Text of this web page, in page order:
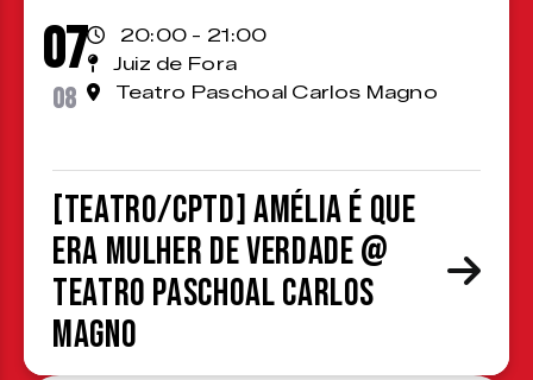
07
08
20:00 - 21:00
Juiz de Fora
Teatro Paschoal Carlos Magno
[TEATRO/CPTD] Amélia é que
era mulher de verdade @
Teatro Paschoal Carlos
Magno